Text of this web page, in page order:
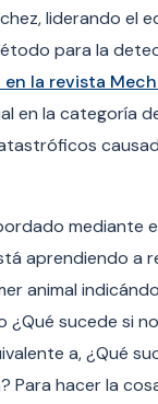
liderando el
para la
la revista
en la categoría
mediante
aprendiendo a
animal
sucede si
a, ¿Qué
hacer la